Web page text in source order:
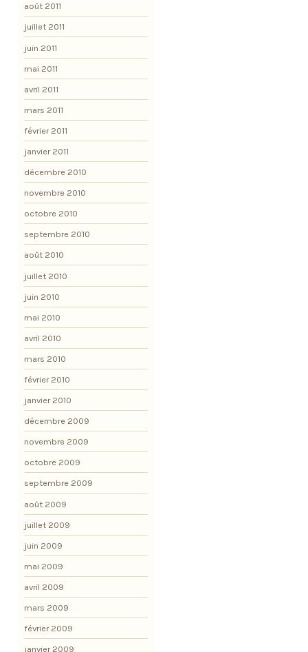
août 2011
juillet 2011
juin 2011
mai 2011
avril 2011
mars 2011
février 2011
janvier 2011
décembre 2010
novembre 2010
octobre 2010
septembre 2010
août 2010
juillet 2010
juin 2010
mai 2010
avril 2010
mars 2010
février 2010
janvier 2010
décembre 2009
novembre 2009
octobre 2009
septembre 2009
août 2009
juillet 2009
juin 2009
mai 2009
avril 2009
mars 2009
février 2009
janvier 2009